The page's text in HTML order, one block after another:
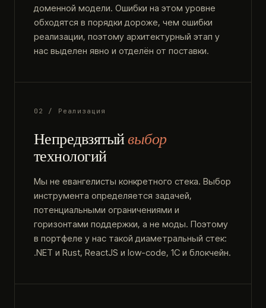
доменной модели. Ошибки на этом уровне
обходятся в порядки дороже, чем ошибки
реализации, поэтому архитектурный этап у
нас выделен явно и отделён от поставки.
02 / Реализация
Непредвзятыйвыбор
технологий
Мы не евангелисты конкретного стека. Выбор
инструмента определяется задачей,
потенциальными ограничениями и
горизонтами поддержки, а не моды. Поэтому
в портфеле у нас такой диаметральный стек:
.NET и Rust, ReactJS и low-code, 1С и блокчейн.